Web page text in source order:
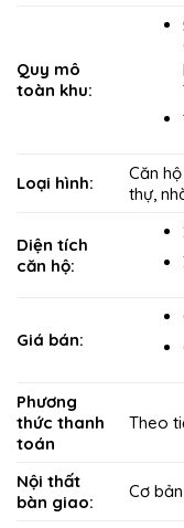
Quy mô
toàn khu:
Loại hình:
Căn
thự,
Diện tích
căn hộ:
Giá bán:
Phương
thức thanh
toán
Theo
Nội thất
bàn giao:
Cơ